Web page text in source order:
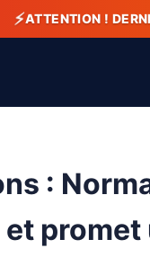
⚡ATTENTION !
: